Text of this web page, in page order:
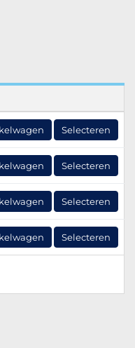
Selecteren
Selecteren
Selecteren
Selecteren